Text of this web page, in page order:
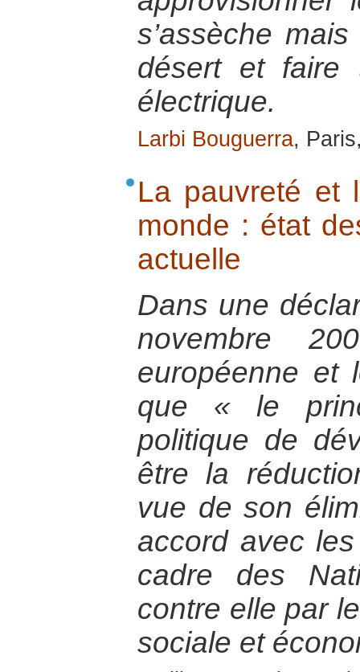
s’assèche
désert et faire
électrique.
Larbi Bouguerra,
La pauvreté et
monde : état
actuelle
Dans une
novembre
européenne et
que « le
politique de
être la
vue de son
accord avec
cadre des
contre elle par
sociale et